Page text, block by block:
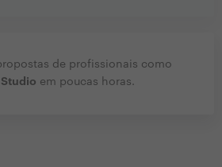
de profissionais como
Studio em poucas horas.